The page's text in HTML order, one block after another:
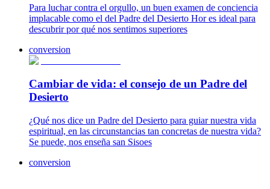
Para luchar contra el orgullo, un buen examen de conciencia
implacable como el del Padre del Desierto Hor es ideal para
descubrir por qué nos sentimos superiores
conversion
Cambiar de vida: el consejo de un Padre del
Desierto
¿Qué nos dice un Padre del Desierto para guiar nuestra vida
espiritual, en las circunstancias tan concretas de nuestra vida?
Se puede, nos enseña san Sisoes
conversion